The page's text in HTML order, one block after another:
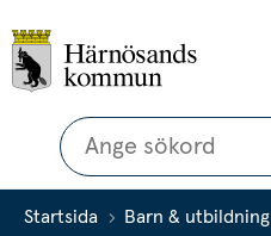
Sök
Startsida Barn & utbildning